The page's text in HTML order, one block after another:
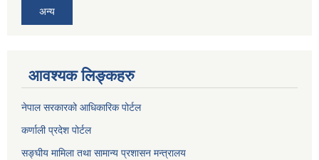
अन्य
आवश्यक लिङ्कहरु
नेपाल सरकारको आधिकारिक पोर्टल
कर्णाली प्रदेश पोर्टल
सङ्घीय मामिला तथा सामान्य प्रशासन मन्त्रालय